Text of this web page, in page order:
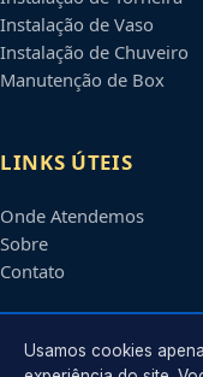
Instalação de Vaso
Instalação de Chuveiro
Manutenção de Box
LINKS ÚTEIS
Onde Atendemos
Sobre
Contato
CONTATO
Usamos cookies